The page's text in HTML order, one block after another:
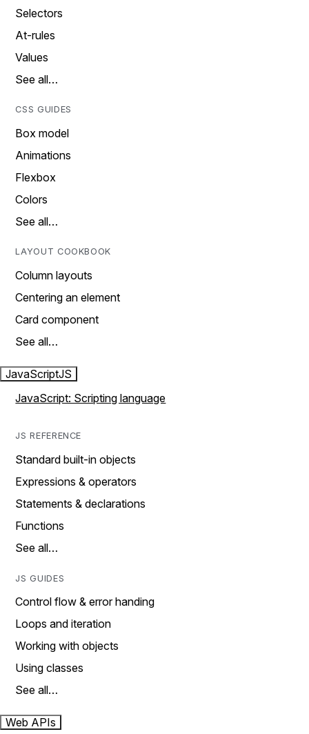
Selectors
At-rules
Values
See all…
CSS GUIDES
Box model
Animations
Flexbox
Colors
See all…
LAYOUT COOKBOOK
Column layouts
Centering an element
Card component
See all…
JavaScriptJS
JavaScript: Scripting language
JS REFERENCE
Standard built-in objects
Expressions & operators
Statements & declarations
Functions
See all…
JS GUIDES
Control flow & error handing
Loops and iteration
Working with objects
Using classes
See all…
Web APIs